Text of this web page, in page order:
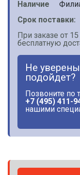
Наличие
Срок поставки:
При заказе от
бесплатную
Не
подойдет?
Позвоните по
+7 (495) 411-
нашими